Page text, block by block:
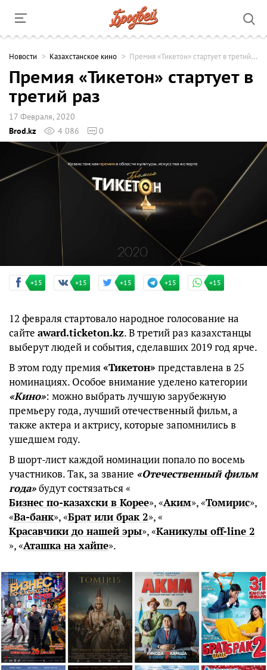
Новости Казахстанское кино Премия «Тикетон» стартует в третий раз
Премия «Тикетон» стартует в
третий раз
17 Февраля, 2020
Brod.kz
4 086 0
+15 +15 +15 +15 +15
12 февраля стартовало народное голосование на
сайте award.ticketon.kz. В третий раз казахстанцы
выберут людей и события, сделавших 2019 год ярче.
В этом году премия«Тикетон» представлена в 25
номинациях. Особое внимание уделено категории
«Кино»: можно выбрать лучшую зарубежную
премьеру года, лучший отечественный фильм, а
также актера и актрису, которые запомнились в
ушедшем году.
В шорт-лист каждой номинации попало по восемь
участников. Так, за звание «Отечественный фильм
года»будут состязаться «
Бизнес по-казахски в Корее», «Аким», «Томирис»,
«Ва-банк», «Брат или брак 2», «
Красавчики до нашей эры», «Каникулы off-line 2
», «Аташка на хайпе».